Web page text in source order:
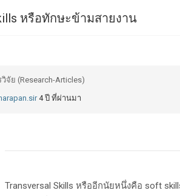
หรือทักษะข้ามสายงาน
จัย (Research-Articles)
4 ปี ที่ผ่านมา
Transversal Skills หรืออีกนัยหนึ่งคือ soft